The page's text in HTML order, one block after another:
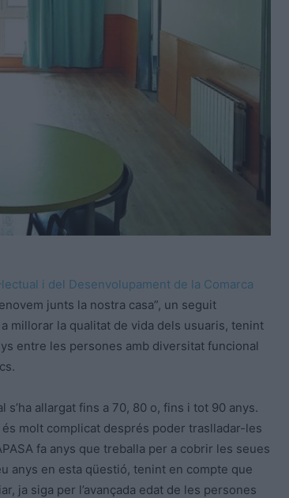
i del Desenvolupament de la Comarca
junts la nostra casa”, un seguit
millorar la qualitat de vida dels usuaris, tenint
entre les persones amb diversitat funcional
allargat fins a 70, 80 o, fins i tot 90 anys.
molt complicat després poder traslladar-les
fa anys que treballa per a cobrir les seues
anys en esta qüestió, tenint en compte que
ja siga per l’avançada edat de les persones